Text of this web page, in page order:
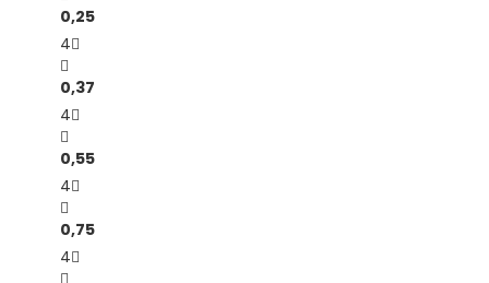
0,25
4
0,37
4
0,55
4
0,75
4